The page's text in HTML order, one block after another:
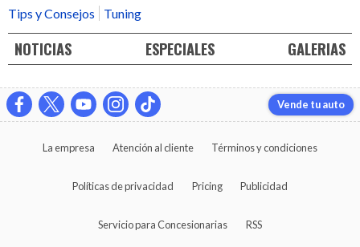
Tips y Consejos
Tuning
NOTICIAS ESPECIALES GALERIAS
Vende tu auto
La empresa Atención al cliente Términos y condiciones
Políticas de privacidad Pricing Publicidad
Servicio para Concesionarias RSS